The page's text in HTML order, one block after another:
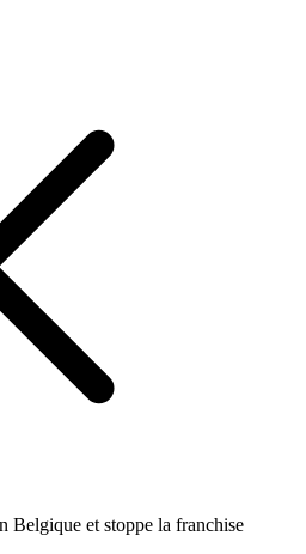
Belgique et stoppe la franchise